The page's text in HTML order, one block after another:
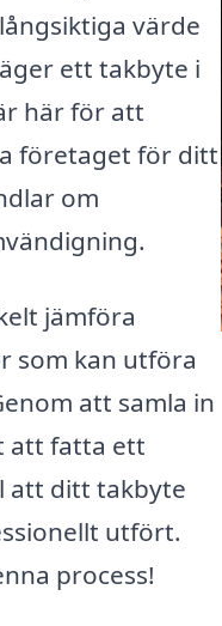
värde
ett takbyte i
här för att
företaget för ditt
om
jämföra
som kan utföra
att samla in
att fatta ett
att ditt takbyte
utfört.
process!